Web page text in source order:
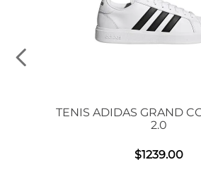
TENIS ADIDAS GRAND
2.0
$1239.00